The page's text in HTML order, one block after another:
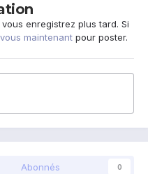
enregistrez plus tard. Si
maintenant pour poster.
Abonnés 0